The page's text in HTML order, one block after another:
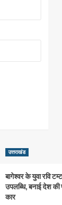
उत्तराखंड
बागेश्वर के युवा रवि
उपलब्धि, बनाई देश की
कार